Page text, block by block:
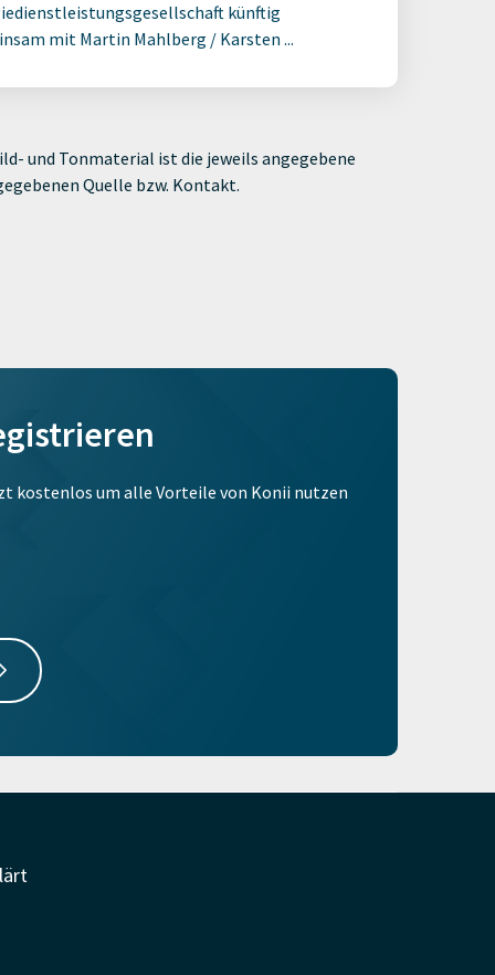
künftig
mit Martin Mahlberg / Karsten ...
und Tonmaterial ist die jeweils angegebene
Quelle bzw. Kontakt.
kostenlos um alle Vorteile von Konii nutzen